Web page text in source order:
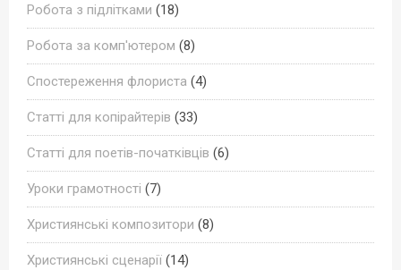
Робота з підлітками (18)
Робота за комп'ютером (8)
Спостереження флориста (4)
Статті для копірайтерів (33)
Статті для поетів-початківців (6)
Уроки грамотності (7)
Християнські композитори (8)
Християнські сценарії (14)